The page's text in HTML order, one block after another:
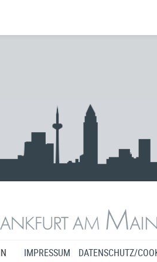
IMPRESSUM DATENSCHUTZ/